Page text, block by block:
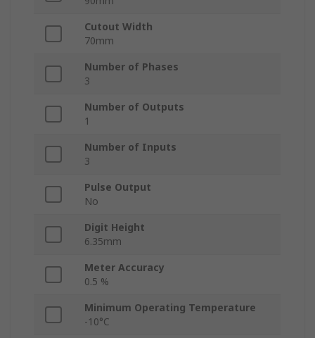
Cutout Width
70mm
Number of Phases
3
Number of Outputs
1
Number of Inputs
3
Pulse Output
No
Digit Height
6.35mm
Meter Accuracy
0.5 %
Minimum Operating Temperature
-10°C